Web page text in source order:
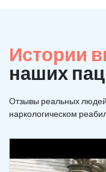
Истории
наших
Отзывы реальных
наркологическом